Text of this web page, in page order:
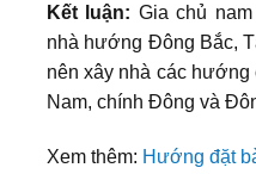
Kết luận: Gia chủ
nhà hướng Đông Bắc,
nên xây nhà các hướng
Nam, chính Đông và
Xem thêm: Hướng đặt